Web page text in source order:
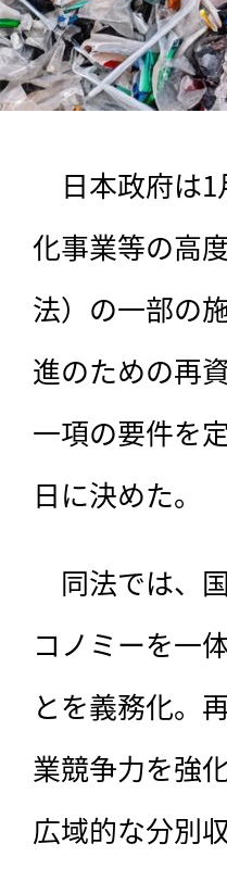
日本政府は1
化事業等の高
法）の一部の
進のための再
一項の要件を
日に決めた。
同法では、
コノミーを一
とを義務化。
業競争力を強
広域的な分別